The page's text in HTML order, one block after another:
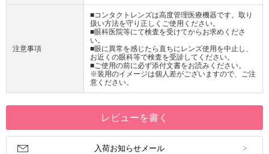
注意事項
■コンタクトレンズは高度管理医療機器です。取り
扱い方法を守り正しくご使用ください。
■眼科医院等にて検査を受けてからお求めくださ
い。
■眼に異常を感じたら直ちにレンズ使用を中止し、
お近くの眼科等で検査を受診してください。
■ご使用の前に必ず添付文書をお読みください。
※装用のイメージは個人差がございますので、ご注
意ください。
レビューを書く
入荷お知らせメール